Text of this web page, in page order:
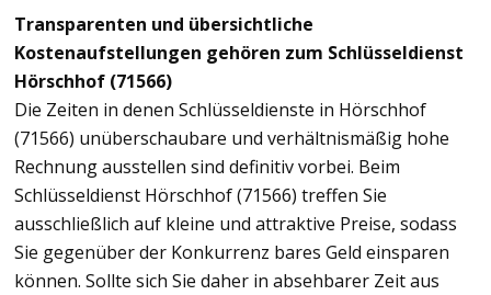
Transparenten und übersichtliche
Kostenaufstellungen gehören zum Schlüsseldienst
Hörschhof (71566)
Die Zeiten in denen Schlüsseldienste in Hörschhof
(71566) unüberschaubare und verhältnismäßig hohe
Rechnung ausstellen sind definitiv vorbei. Beim
Schlüsseldienst Hörschhof (71566) treffen Sie
ausschließlich auf kleine und attraktive Preise, sodass
Sie gegenüber der Konkurrenz bares Geld einsparen
können. Sollte sich Sie daher in absehbarer Zeit aus